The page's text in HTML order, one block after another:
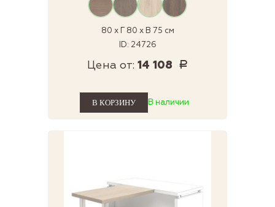
80 x Г 80 x В 75 см
ID: 24726
Цена от: 14 108 Р
В наличии